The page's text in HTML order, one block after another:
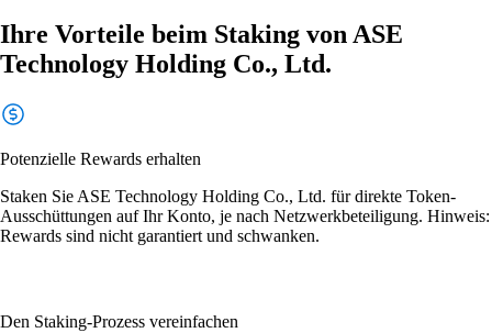
Ihre Vorteile beim Staking von ASE
Technology Holding Co., Ltd.
Potenzielle Rewards erhalten
Staken Sie ASE Technology Holding Co., Ltd. für direkte Token-
Ausschüttungen auf Ihr Konto, je nach Netzwerkbeteiligung. Hinweis:
Rewards sind nicht garantiert und schwanken.
Den Staking-Prozess vereinfachen